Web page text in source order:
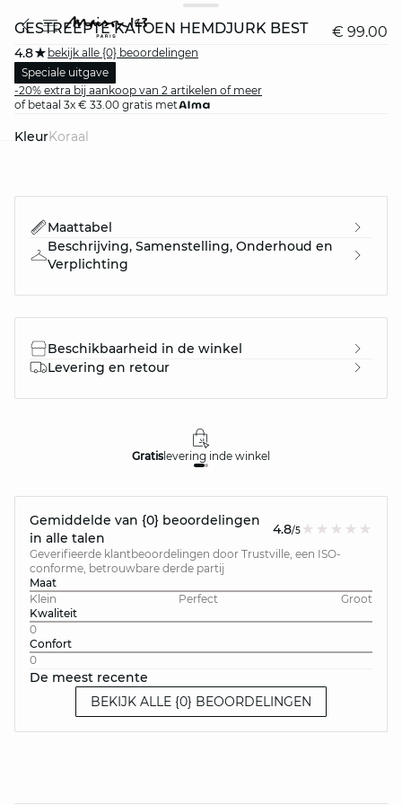
GESTREEPTE KATOEN HEMDJURK BEST € 99.00
4.8
bekijk alle {0} beoordelingen
Speciale uitgave
-20% extra bij aankoop van 2 artikelen of meer
of betaal 3x € 33.00 gratis met
Kleur koraal
Maattabel
Beschrijving, Samenstelling, Onderhoud en
Verplichting
Beschikbaarheid in de winkel
Levering en retour
Gratislevering inde winkel
Gemiddelde van {0} beoordelingen
in alle talen
4.8/5
Geverifieerde klantbeoordelingen door Trustville, een ISO-
conforme, betrouwbare derde partij
Maat
Klein
Perfect
Groot
Kwaliteit
0
Confort
0
De meest recente
BEKIJK ALLE {0} BEOORDELINGEN